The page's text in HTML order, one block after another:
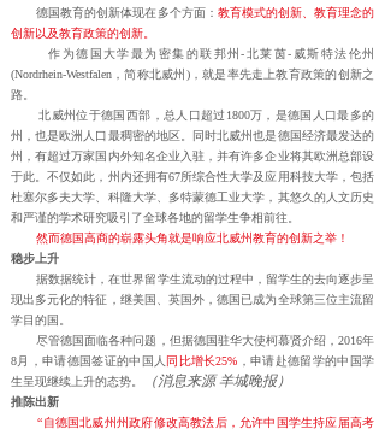
德国教育的创新体现在多个方面： 教育模式的创新、教育理念的
创新以及教育政策的创新。
作为德国大学最为密集的联邦州-北莱茵-威斯特法伦州
(Nordrhein-Westfalen，简称北威州)，就是率先走上教育政策的创新之
路。
北威州位于德国西部，总人口超过1800万，是德国人口最多的
州，也是欧洲人口最稠密的地区。同时北威州也是德国经济最发达的
州，有超过万家国内外知名企业入驻，并有许多企业将其欧洲总部设
于此。不仅如此，州内还拥有67所综合性大学及应用科技大学，包括
杜塞尔多夫大学、科隆大学、多特蒙德工业大学，其悠久的人文历史
和严谨的学术研究吸引了全球各地的留学生争相前往。
然而德国高商的崭露头角就是响应北威州教育的创新之举！
稳步上升
据数据统计，在世界留学生流动的过程中，留学生的去向逐步呈
现出多元化的特征，继美国、英国外，德国已成为全球第三位主流留
学目的国。
尽管德国面临各种问题，但据德国驻华大使柯慕贤介绍，2016年
8月，申请德国签证的中国人 同比增长25% ，申请赴德留学的中国学
生呈现继续上升的态势。
（消息来源 羊城晚报）
推陈出新
“自德国北威州州政府修改高教法后，允许中国学生持应届高考